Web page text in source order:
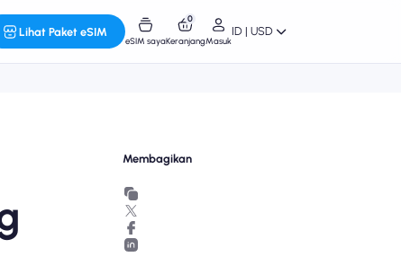
Lihat Paket eSIM
eSIM saya
0
KeranjangMasuk
ID | USD
Membagikan